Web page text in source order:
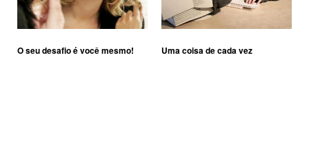
O seu desafio é você mesmo! Uma coisa de cada vez